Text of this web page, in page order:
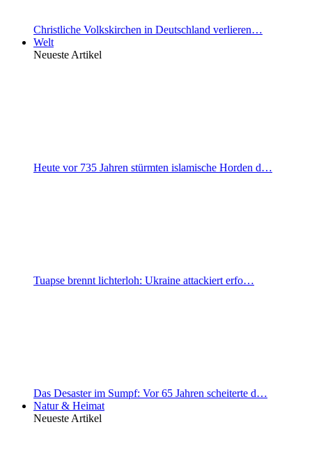
Christliche Volkskirchen in Deutschland verlieren…
Welt
Neueste Artikel
Heute vor 735 Jahren stürmten islamische Horden d…
Tuapse brennt lichterloh: Ukraine attackiert erfo…
Das Desaster im Sumpf: Vor 65 Jahren scheiterte d…
Natur & Heimat
Neueste Artikel